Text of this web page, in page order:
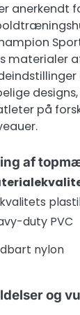
anerkendt
materialer
på
af
duty PVC
nylon
og